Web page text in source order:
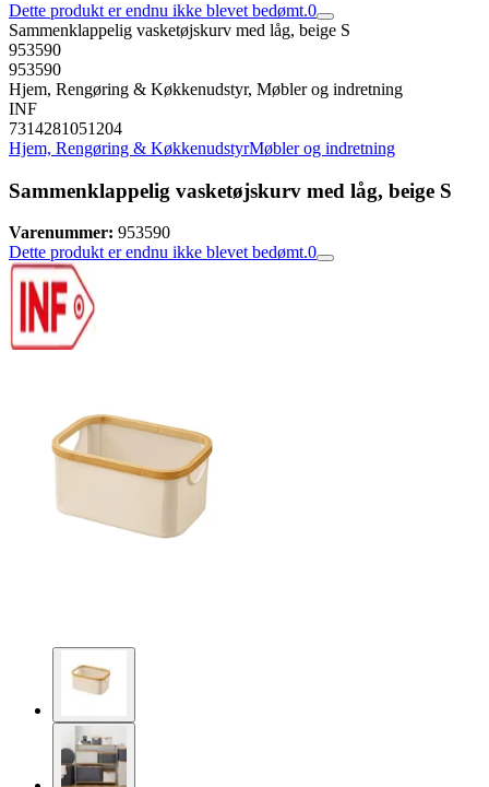
Dette produkt er endnu ikke blevet bedømt.0
Sammenklappelig vasketøjskurv med låg, beige S
953590
953590
Hjem, Rengøring & Køkkenudstyr, Møbler og indretning
INF
7314281051204
Hjem, Rengøring & KøkkenudstyrMøbler og indretning
Sammenklappelig vasketøjskurv med låg, beige S
Varenummer: 953590
Dette produkt er endnu ikke blevet bedømt.0